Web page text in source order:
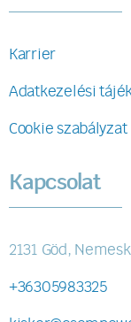
Karrier
Adatkezelési
Cookie szabályzat
Kapcsolat
2131 Göd,
+36305983325